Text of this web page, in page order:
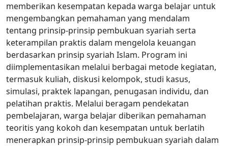
memberikan kesempatan kepada warga belajar untuk
mengembangkan pemahaman yang mendalam
tentang prinsip-prinsip pembukuan syariah serta
keterampilan praktis dalam mengelola keuangan
berdasarkan prinsip syariah Islam. Program ini
diimplementasikan melalui berbagai metode kegiatan,
termasuk kuliah, diskusi kelompok, studi kasus,
simulasi, praktek lapangan, penugasan individu, dan
pelatihan praktis. Melalui beragam pendekatan
pembelajaran, warga belajar diberikan pemahaman
teoritis yang kokoh dan kesempatan untuk berlatih
menerapkan prinsip-prinsip pembukuan syariah dalam